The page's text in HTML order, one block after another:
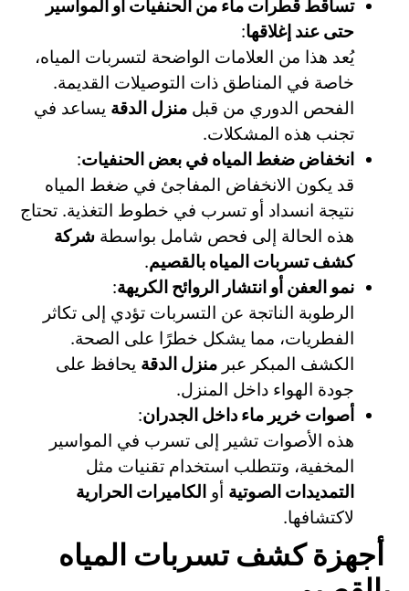
تساقط قطرات ماء من الحنفيات أو المواسير
حتى عند إغلاقها:
يُعد هذا من العلامات الواضحة لتسربات المياه،
خاصة في المناطق ذات التوصيلات القديمة.
الفحص الدوري من قبل منزل الدقة يساعد في
تجنب هذه المشكلات.
انخفاض ضغط المياه في بعض الحنفيات:
قد يكون الانخفاض المفاجئ في ضغط المياه
نتيجة انسداد أو تسرب في خطوط التغذية. تحتاج
هذه الحالة إلى فحص شامل بواسطة شركة
كشف تسربات المياه بالقصيم.
نمو العفن أو انتشار الروائح الكريهة:
الرطوبة الناتجة عن التسربات تؤدي إلى تكاثر
الفطريات، مما يشكل خطرًا على الصحة.
الكشف المبكر عبر منزل الدقة يحافظ على
جودة الهواء داخل المنزل.
أصوات خرير ماء داخل الجدران:
هذه الأصوات تشير إلى تسرب في المواسير
المخفية، وتتطلب استخدام تقنيات مثل
التمديدات الصوتية أو الكاميرات الحرارية
لاكتشافها.
أجهزة كشف تسربات المياه